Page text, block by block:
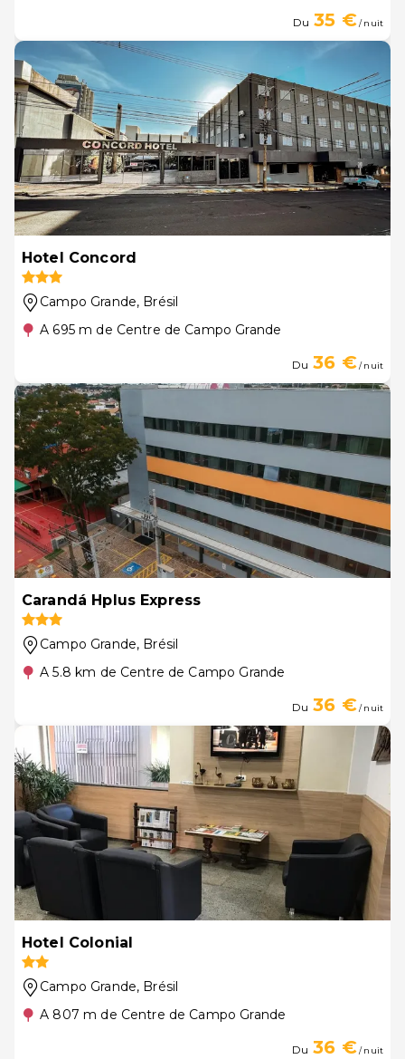
Du 35 €/ nuit
Hotel Concord
Campo Grande, Brésil
A 695 m de Centre de Campo Grande
Du 36 €/ nuit
Carandá Hplus Express
Campo Grande, Brésil
A 5.8 km de Centre de Campo Grande
Du 36 €/ nuit
Hotel Colonial
Campo Grande, Brésil
A 807 m de Centre de Campo Grande
Du 36 €/ nuit